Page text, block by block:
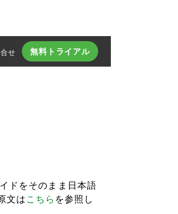
せ​ 無料トライアル
ドをそのまま日本語
文はこちら を参照し